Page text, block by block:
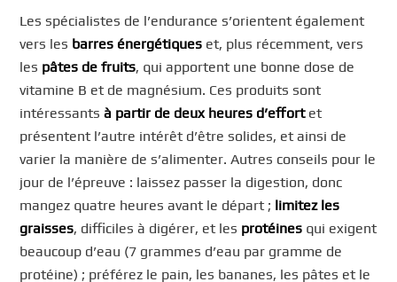
Les spécialistes de l’endurance s’orientent également
vers les barres énergétiques et, plus récemment, vers
les pâtes de fruits, qui apportent une bonne dose de
vitamine B et de magnésium. Ces produits sont
intéressants à partir de deux heures d’effort et
présentent l’autre intérêt d’être solides, et ainsi de
varier la manière de s’alimenter. Autres conseils pour le
jour de l’épreuve : laissez passer la digestion, donc
mangez quatre heures avant le départ ; limitez les
graisses, difficiles à digérer, et les protéines qui exigent
beaucoup d’eau (7 grammes d’eau par gramme de
protéine) ; préférez le pain, les bananes, les pâtes et le